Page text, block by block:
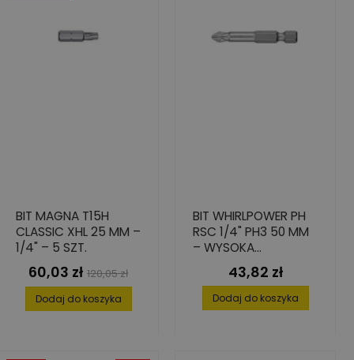
BIT MAGNA T15H
CLASSIC XHL 25 MM –
1/4" – 5 SZT.
Cena
60,03 zł Cena
podstawowa
120,05 zł
Dodaj do koszyka
BIT WHIRLPOWER PH
RSC 1/4" PH3 50 MM
– WYSOKA
TWARDOŚĆ 10 SZT.
Cena
43,82 zł
Dodaj do koszyka